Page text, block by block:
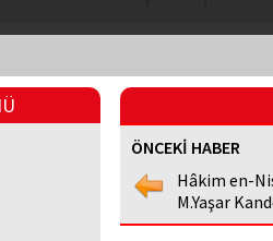
ÖNCEKİ HABER
Hâkim en-
M.Yaşar